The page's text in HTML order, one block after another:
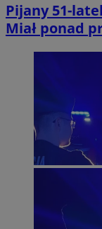
Pijany 51-
Miał ponad